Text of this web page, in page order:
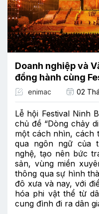
Doanh nghiệp và
đồng hành cùng
enimac 02
Lễ hội Festival Ninh
chủ đề “Dòng chảy
một cách nhìn, cách
qua ngôn ngữ của
nghệ, tạo nên bức
sản, vùng miền
thông qua sự hình
đô xưa và nay, với
hóa phi vật thể từ
cung đình đi ra dân